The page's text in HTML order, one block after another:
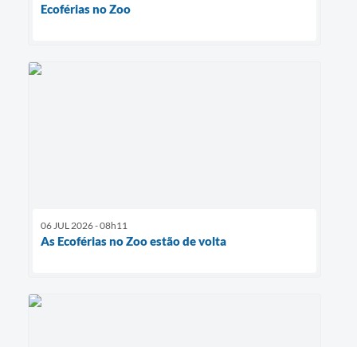
Ecoférias no Zoo
06 JUL 2026 - 08h11
As Ecoférias no Zoo estão de volta